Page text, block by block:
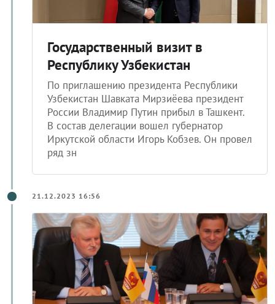
Государственный визит в
Республику Узбекистан
По приглашению президента Республики
Узбекистан Шавката Мирзиёева президент
России Владимир Путин прибыл в Ташкент.
В состав делегации вошел губернатор
Иркутской области Игорь Кобзев. Он провел
ряд зн
21.12.2023 16:56